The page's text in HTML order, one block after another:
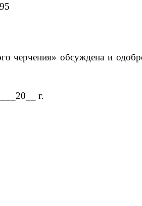
обсуждена и одобрена
г.